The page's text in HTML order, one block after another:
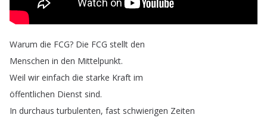
Warum die FCG? Die FCG stellt den
Menschen in den Mittelpunkt.
Weil wir einfach die starke Kraft im
öffentlichen Dienst sind.
In durchaus turbulenten, fast schwierigen Zeiten